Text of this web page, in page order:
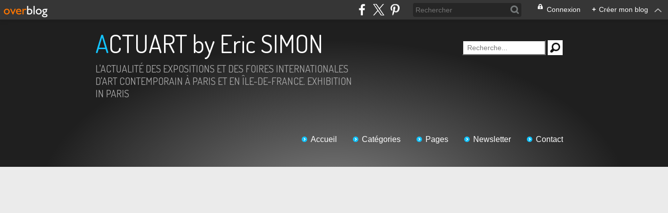
Connexion + Créer mon blog
ACTUART by Eric SIMON
L'ACTUALITÉ DES EXPOSITIONS ET DES FOIRES INTERNATIONALES
D'ART CONTEMPORAIN À PARIS ET EN ÎLE-DE-FRANCE. EXHIBITION
IN PARIS
Accueil Catégories Pages Newsletter Contact